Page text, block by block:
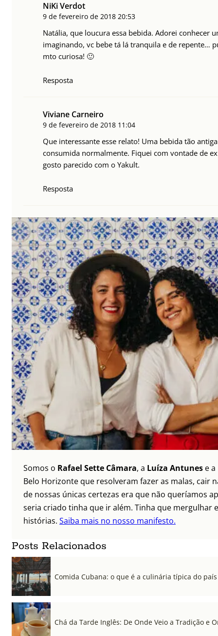
NiKi Verdot
9 de fevereiro de 2018 20:53
Natália, que loucura essa bebida. Adorei conhecer
imaginando, vc bebe tá lá tranquila e de repente…
mto curiosa! 🙂
Resposta
Viviane Carneiro
9 de fevereiro de 2018 11:04
Que interessante esse relato! Uma bebida tão
consumida normalmente. Fiquei com vontade de
gosto parecido com o Yakult.
Resposta
Somos o Rafael Sette Câmara, a Luíza Antunes e a
Belo Horizonte que resolveram fazer as malas, cair
de nossas únicas certezas era que não queríamos
seria criado tinha que ir além. Tinha que mergulhar
histórias. Saiba mais no nosso manifesto.
Posts Relacionados
Comida Cubana: o que é a culinária típica do país
Chá da Tarde Inglês: De Onde Veio a Tradição e